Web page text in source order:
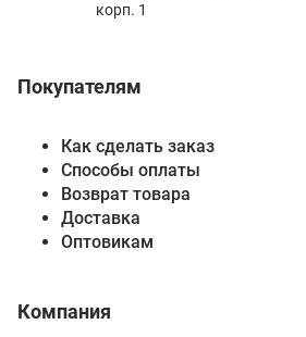
Покупателям
Как сделать заказ
Способы оплаты
Возврат товара
Доставка
Оптовикам
Компания
корп. 1